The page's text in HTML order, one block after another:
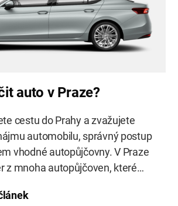
auto v Praze?
cestu do Prahy a zvažujete
automobilu, správný postup
vhodné autopůjčovny. V Praze
z mnoha autopůjčoven, které
auta je důležité